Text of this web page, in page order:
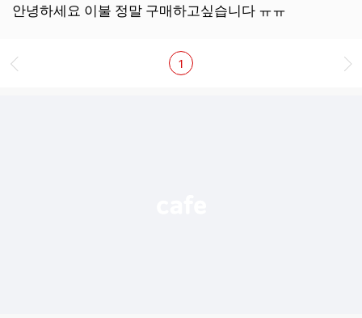
안녕하세요 이불 정말 구매하고싶습니다 ㅠㅠ
1